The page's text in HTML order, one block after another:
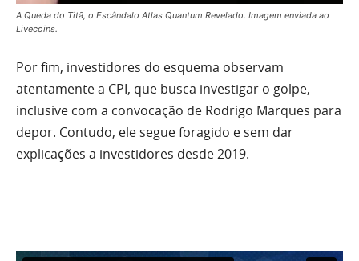
A Queda do Titã, o Escândalo Atlas Quantum Revelado. Imagem enviada ao
Livecoins.
Por fim, investidores do esquema observam
atentamente a CPI, que busca investigar o golpe,
inclusive com a convocação de Rodrigo Marques para
depor. Contudo, ele segue foragido e sem dar
explicações a investidores desde 2019.